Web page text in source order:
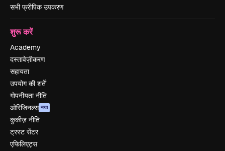
सभी फ्रीपिक उपकरण
शुरू करें
Academy
दस्तावेज़ीकरण
सहायता
उपयोग की शर्तें
गोपनीयता नीति
ओरिजिनल्स नया
कुकीज़ नीति
ट्रस्ट सेंटर
एफिलिएट्स